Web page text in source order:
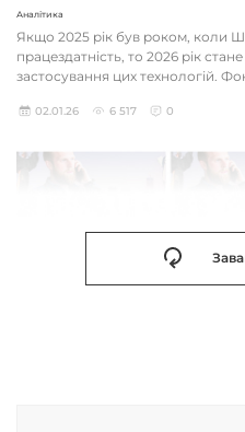
Аналітика
Якщо 2025 рік був роком, коли
працездатність, то 2026 рік
застосування цих технологій.
02.01.26 6 517 0